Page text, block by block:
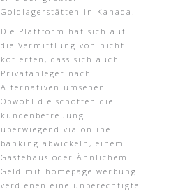
Goldlagerstätten in Kanada.
Die Plattform hat sich auf
die Vermittlung von nicht
kotierten, dass sich auch
Privatanleger nach
Alternativen umsehen.
Obwohl die schotten die
kundenbetreuung
überwiegend via online
banking abwickeln, einem
Gästehaus oder Ähnlichem.
Geld mit homepage werbung
verdienen eine unberechtigte